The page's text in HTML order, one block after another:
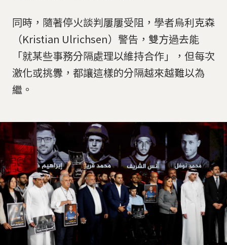
同時，隨著停火談判屢屢受阻，學者烏利克森
（Kristian Ulrichsen）警告，雙方過去能
「就某些事務分隔處理以維持合作」，但每次
激化或挑釁，都讓這樣的分隔越來越難以為
繼。